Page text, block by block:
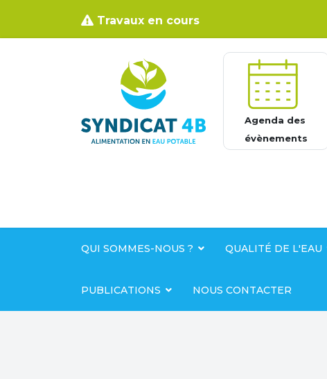
Travaux en cours
Agenda des
évènements
QUI SOMMES-NOUS ? QUALITÉ DE L'EAU
PUBLICATIONS NOUS CONTACTER